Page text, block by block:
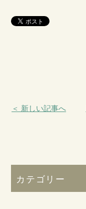
＜ 新しい記事へ
カテゴリー